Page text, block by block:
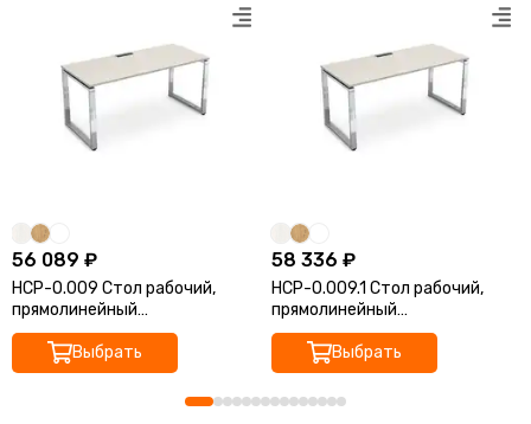
56 089 ₽
НСР-О.009 Стол рабочий,
прямолинейный
(1400*700*750)
Выбрать
58 336 ₽
НСР-О.009.1 Стол рабочий,
прямолинейный
(1400*800*750)
Выбрать